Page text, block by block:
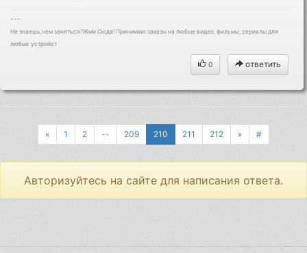
---
Не знаешь,чем заняться?Жми Сюда! Принимаю заказы на любые видео, фильмы, сериалы для
любых устройст
0 ответить
« 1 2 -- 209 210 211 212 » #
Авторизуйтесь на сайте для написания ответа.